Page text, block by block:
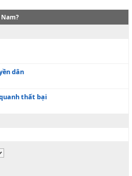
dân
thất bại